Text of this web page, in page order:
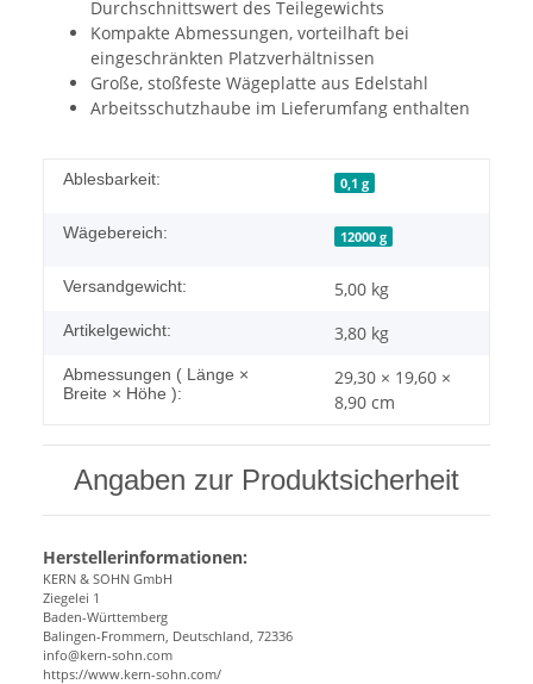
Durchschnittswert des Teilegewichts
Kompakte Abmessungen, vorteilhaft bei
eingeschränkten Platzverhältnissen
Große, stoßfeste Wägeplatte aus Edelstahl
Arbeitsschutzhaube im Lieferumfang enthalten
Ablesbarkeit: 0,1 g
Wägebereich: 12000 g
Versandgewicht: 5,00 kg
Artikelgewicht: 3,80 kg
Abmessungen ( Länge ×
Breite × Höhe ):
29,30 × 19,60 ×
8,90 cm
Angaben zur Produktsicherheit
Herstellerinformationen:
KERN & SOHN GmbH
Ziegelei 1
Baden-Württemberg
Balingen-Frommern, Deutschland, 72336
info@kern-sohn.com
https://www.kern-sohn.com/